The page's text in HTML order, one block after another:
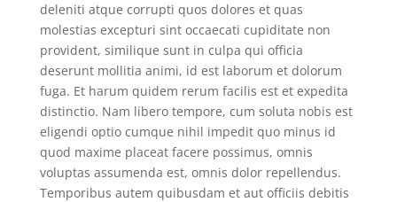
deleniti atque corrupti quos dolores et quas
molestias excepturi sint occaecati cupiditate non
provident, similique sunt in culpa qui officia
deserunt mollitia animi, id est laborum et dolorum
fuga. Et harum quidem rerum facilis est et expedita
distinctio. Nam libero tempore, cum soluta nobis est
eligendi optio cumque nihil impedit quo minus id
quod maxime placeat facere possimus, omnis
voluptas assumenda est, omnis dolor repellendus.
Temporibus autem quibusdam et aut officiis debitis